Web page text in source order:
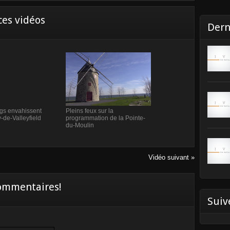
vidéos
envahissent
de-Valleyfield
Pleins feux sur la
programmation de la Pointe-
du-Moulin
Vidéo suivant »